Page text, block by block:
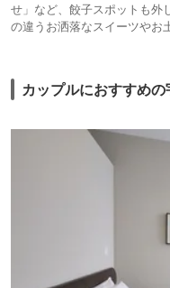
せ」など、餃子スポットも外
の違うお洒落なスイーツやお
カップルにおすすめ